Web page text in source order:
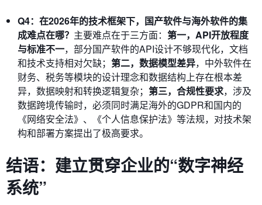
Q4：在2026年的技术框架下，国产软件与海外软件的集
成难点在哪？ 主要难点在于三方面： 第一，API开放程度
与标准不一，部分国产软件的API设计不够现代化，文档
和技术支持相对欠缺； 第二，数据模型差异，中外软件在
财务、税务等模块的设计理念和数据结构上存在根本差
异，数据映射和转换逻辑复杂； 第三，合规性要求，涉及
数据跨境传输时，必须同时满足海外的GDPR和国内的
《网络安全法》、《个人信息保护法》等法规，对技术架
构和部署方案提出了极高要求。
结语：建立贯穿企业的“数字神经
系统”